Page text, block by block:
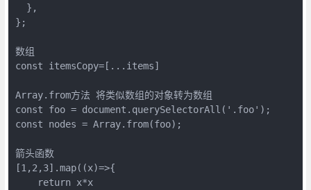
  },
};
数组
const itemsCopy=[...items]
Array.from方法 将类似数组的对象转为数组
const foo = document.querySelectorAll('.foo');
const nodes = Array.from(foo);
箭头函数
[1,2,3].map((x)=>{
    return x*x